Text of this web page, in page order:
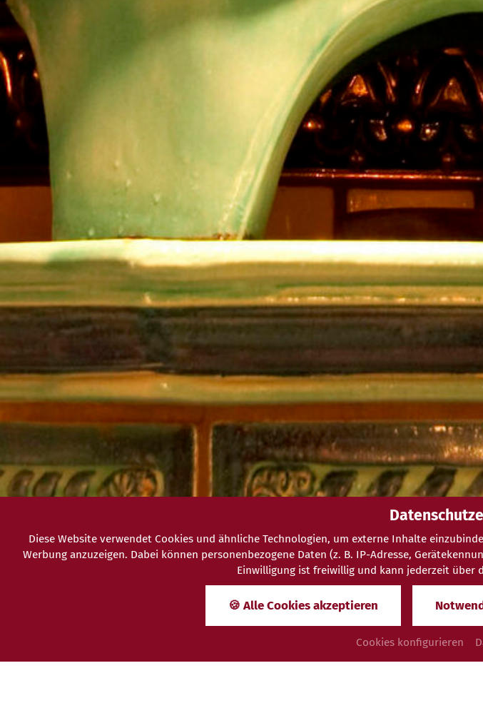
Diese Website verwendet Cookies und ähnliche Technologien, um externe Inhalte
Werbung anzuzeigen. Dabei können personenbezogene Daten (z. B. IP-Adresse,
Einwilligung ist freiwillig und kann jederzeit über
🍪 Alle Cookies akzeptieren
Cookies konfigurieren